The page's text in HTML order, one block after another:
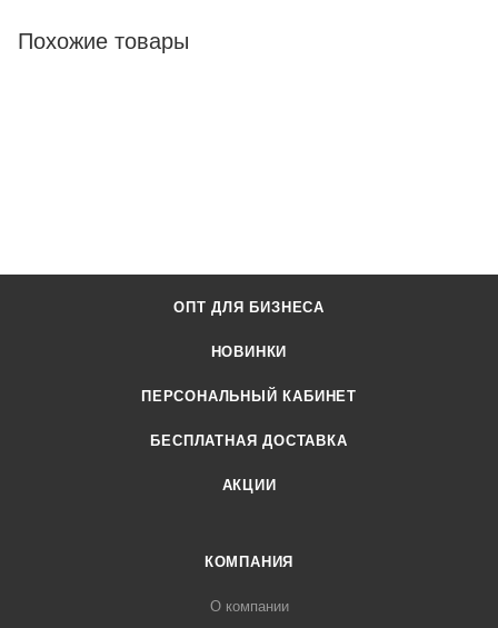
Похожие товары
ОПТ ДЛЯ БИЗНЕСА
НОВИНКИ
ПЕРСОНАЛЬНЫЙ КАБИНЕТ
БЕСПЛАТНАЯ ДОСТАВКА
АКЦИИ
КОМПАНИЯ
О компании